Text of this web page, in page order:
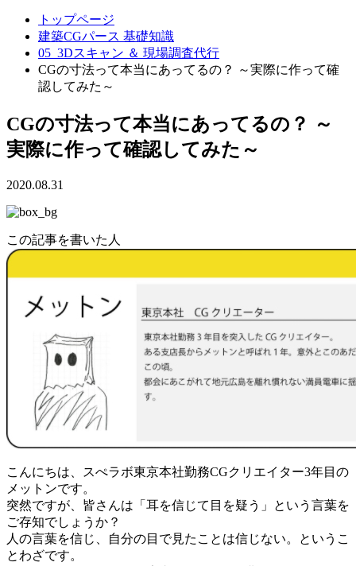
トップページ
建築CGパース 基礎知識
05_3Dスキャン ＆ 現場調査代行
CGの寸法って本当にあってるの？ ～実際に作って確
認してみた～
CGの寸法って本当にあってるの？ ～
実際に作って確認してみた～
2020.08.31
この記事を書いた人
こんにちは、 スぺラボ東京本社勤務CGクリエイター3年目 の
メットンです。
突然ですが、皆さんは 「 耳を信じて目を疑う 」という言葉を
ご存知でしょうか？
人の言葉を信じ、自分の目で見たことは信じない。というこ
とわざです。